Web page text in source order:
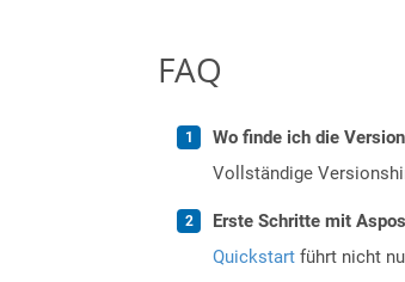
FAQ
Wo finde ich die
Vollständige
Erste Schritte mit
Quickstart führt nicht